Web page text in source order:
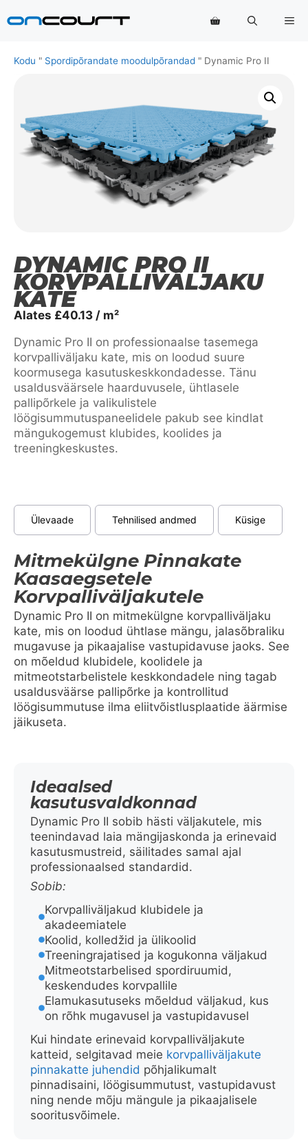
to
Kodu " Spordipõrandate moodulpõrandad " Dynamic Pro II
DYNAMIC PRO II
KORVPALLIVÄLJAKU
KATE
Alates £40.13 / m²
Dynamic Pro II on professionaalse tasemega
korvpalliväljaku kate, mis on loodud suure
koormusega kasutuskeskkondadesse. Tänu
usaldusväärsele haarduvusele, ühtlasele
pallipõrkele ja valikulistele
löögisummutuspaneelidele pakub see kindlat
mängukogemust klubides, koolides ja
treeningkeskustes.
Ülevaade Tehnilised andmed Küsige
Mitmekülgne Pinnakate
Kaasaegsetele
Korvpalliväljakutele
Dynamic Pro II on mitmekülgne korvpalliväljaku
kate, mis on loodud ühtlase mängu, jalasõbraliku
mugavuse ja pikaajalise vastupidavuse jaoks. See
on mõeldud klubidele, koolidele ja
mitmeotstarbelistele keskkondadele ning tagab
usaldusväärse pallipõrke ja kontrollitud
löögisummutuse ilma eliitvõistlusplaatide äärmise
jäikuseta.
Ideaalsed
kasutusvaldkonnad
Dynamic Pro II sobib hästi väljakutele, mis
teenindavad laia mängijaskonda ja erinevaid
kasutusmustreid, säilitades samal ajal
professionaalsed standardid.
Sobib:
Korvpalliväljakud klubidele ja
akadeemiatele
Koolid, kolledžid ja ülikoolid
Treeningrajatised ja kogukonna väljakud
Mitmeotstarbelised spordiruumid,
keskendudes korvpallile
Elamukasutuseks mõeldud väljakud, kus
on rõhk mugavusel ja vastupidavusel
Kui hindate erinevaid korvpalliväljakute
katteid, selgitavad meie korvpalliväljakute
pinnakatte juhendid põhjalikumalt
pinnadisaini, löögisummutust, vastupidavust
ning nende mõju mängule ja pikaajalisele
sooritusvõimele.